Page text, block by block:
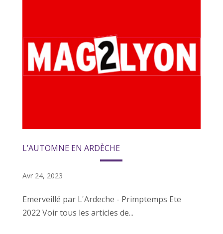
L’AUTOMNE EN ARDÈCHE
Avr 24, 2023
Emerveillé par L'Ardeche - Primptemps Ete
2022 Voir tous les articles de...